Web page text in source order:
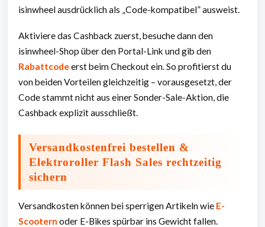
isinwheel ausdrücklich als „Code-kompatibel” ausweist.
Aktiviere das Cashback zuerst, besuche dann den
isinwheel-Shop über den Portal-Link und gib den
Rabattcodeerst beim Checkout ein. So profitierst du
von beiden Vorteilen gleichzeitig – vorausgesetzt, der
Code stammt nicht aus einer Sonder-Sale-Aktion, die
Cashback explizit ausschließt.
Versandkostenfrei bestellen &
Elektroroller Flash Sales rechtzeitig
sichern
Versandkosten können bei sperrigen Artikeln wie E-
Scootern oder E-Bikes spürbar ins Gewicht fallen.